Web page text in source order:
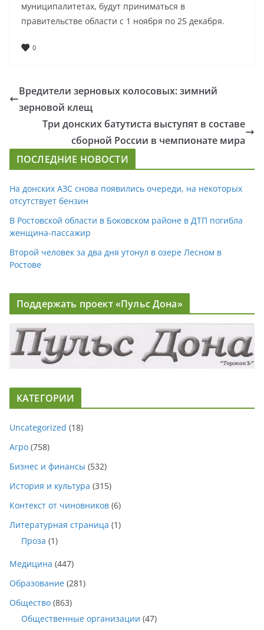
муниципалитетах, будут приниматься в
правительстве области с 1 ноября по 25 декабря.
0
Вредители зерновых колосовых: зимний
зерновой клещ
Три донских батутиста выступят в составе
сборной России в чемпионате мира
ПОСЛЕДНИЕ НОВОСТИ
На донских АЗС снова появились очереди, на некоторых
отсутствует бензин
В Ростовской области в Боковском районе в ДТП погибла
женщина-пассажир
Второй человек за два дня утонул в озере Лесном в
Ростове
Поддержать проект «Пульс Дона»
КАТЕГОРИИ
Uncategorized (18)
Агро (758)
Бизнес и финансы (532)
История и культура (315)
Контекст от чиновников (6)
Литературная страница (1)
Проза (1)
Медицина (447)
Образование (281)
Общество (863)
Общественные организации (47)